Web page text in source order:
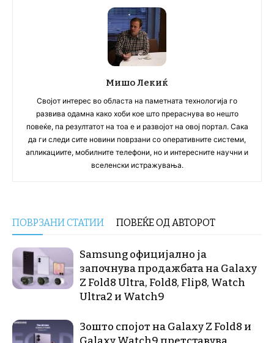
Мишо Лекиќ
Својот интерес во областа на паметната технологија го
развива одамна како хоби кое што прераснува во нешто
повеќе, па резултатот на тоа е и развојот на овој портал. Сака
да ги следи сите новини поврзани со оперативните системи,
апликациите, мобилните телефони, но и интересните научни и
вселенски истражувања.
ПОВРЗАНИ СТАТИИ ПОВЕЌЕ ОД АВТОРОТ
Samsung официјално ја
започнува продажбата на Galaxy
Z Fold8 Ultra, Fold8, Flip8, Watch
Ultra2 и Watch9
Зошто спојот на Galaxy Z Fold8 и